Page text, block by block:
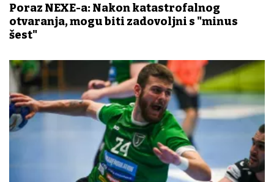
Poraz NEXE-a: Nakon katastrofalnog
otvaranja, mogu biti zadovoljni s "minus
šest"